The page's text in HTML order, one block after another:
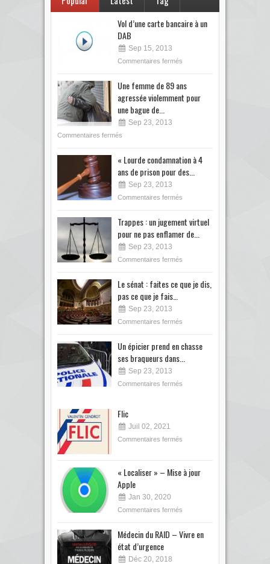
Vol d’une carte bancaire à un
DAB
Sep 15, 2013
Commentaires fermés
Une femme de 89 ans
agressée violemment pour
une bague de...
Sep 23, 2013
Commentaires fermés
« Lourde condamnation à 4
ans de prison pour des...
Sep 23, 2013
Commentaires fermés
Trappes : un jugement virtuel
pour ne pas enflamer de...
Sep 23, 2013
Commentaires fermés
Le sénat : faites ce que je dis,
pas ce que je fais…
Sep 23, 2013
Commentaires fermés
Un épicier prend en chasse
ses braqueurs dans...
Sep 23, 2013
Commentaires fermés
Flic
Juil 02, 2021
Commentaires fermés
« Localiser » – Mise à jour
Apple
Jan 30, 2020
Commentaires fermés
Médecin du RAID – Vivre en
état d’urgence
Déc 20, 2018